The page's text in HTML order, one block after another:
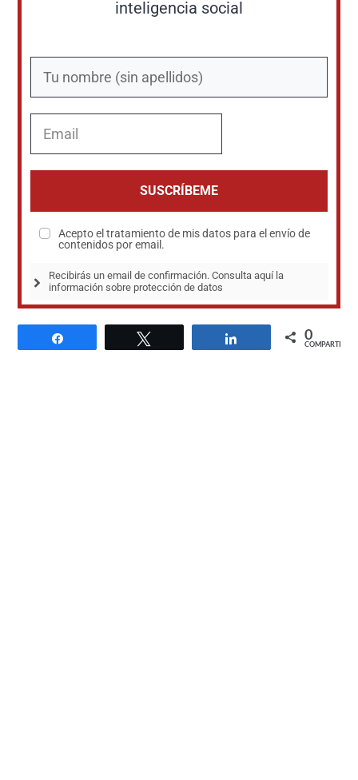
inteligencia social
SUSCRÍBEME
Acepto el tratamiento de mis datos para el envío de
contenidos por email.
Recibirás un email de confirmación. Consulta aquí la
información sobre protección de datos
Compartir 0
COMPARTIR